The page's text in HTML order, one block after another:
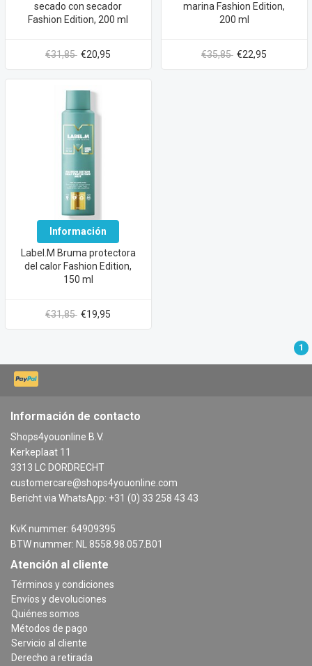
secado con secador
Fashion Edition, 200 ml
€31,85 €20,95
marina Fashion Edition,
200 ml
€35,85 €22,95
Información
Label.M Bruma protectora
del calor Fashion Edition,
150 ml
€31,85 €19,95
1
Información de contacto
Shops4youonline B.V.
Kerkeplaat 11
3313 LC DORDRECHT
customercare@shops4youonline.com
Bericht via WhatsApp: +31 (0) 33 258 43 43
KvK nummer: 64909395
BTW nummer: NL 8558.98.057.B01
Atención al cliente
Términos y condiciones
Envíos y devoluciones
Quiénes somos
Métodos de pago
Servicio al cliente
Derecho a retirada